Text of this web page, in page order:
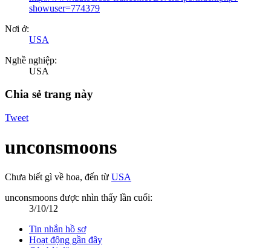
showuser=774379
Nơi ở:
USA
Nghề nghiệp:
USA
Chia sẻ trang này
Tweet
unconsmoons
Chưa biết gì về hoa, đến từ USA
unconsmoons được nhìn thấy lần cuối:
3/10/12
Tin nhắn hồ sơ
Hoạt động gần đây